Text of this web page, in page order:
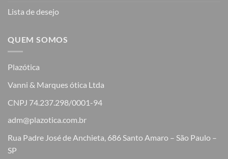
Lista de desejo
QUEM SOMOS
Plazótica
Vanni & Marques ótica Ltda
CNPJ 74.237.298/0001-94
adm@plazotica.com.br
Rua Padre José de Anchieta, 686 Santo Amaro – São Paulo –
SP